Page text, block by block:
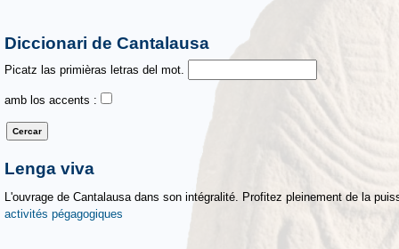
Diccionari de Cantalausa
Picatz las primièras letras del mot.
amb los accents :
Lenga viva
L'ouvrage de Cantalausa dans son intégralité. Profitez pleinement de la
activités pégagogiques